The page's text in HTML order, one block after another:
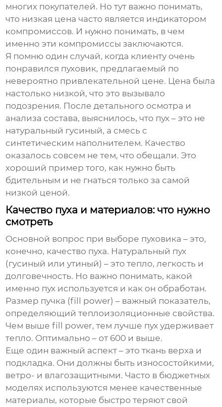
многих покупателей. Но тут важно понимать,
что низкая цена часто является индикатором
компромиссов. И нужно понимать, в чем
именно эти компромиссы заключаются.
Я помню один случай, когда клиенту очень
понравился пуховик, предлагаемый по
невероятно привлекательной цене. Цена была
настолько низкой, что это вызывало
подозрения. После детального осмотра и
анализа состава, выяснилось, что пух – это не
натуральный гусиный, а смесь с
синтетическим наполнителем. Качество
оказалось совсем не тем, что обещали. Это
хороший пример того, как нужно быть
бдительным и не гнаться только за самой
низкой ценой.
Качество пуха и материалов: что нужно
смотреть
Основной вопрос при выборе пуховика – это,
конечно, качество пуха. Натуральный пух
(гусиный или утиный) – это тепло, легкость и
долговечность. Но важно понимать, какой
именно пух используется и как он обработан.
Размер пучка (fill power) – важный показатель,
определяющий теплоизоляционные свойства.
Чем выше fill power, тем лучше пух удерживает
тепло. Оптимально – от 600 и выше.
Еще один важный аспект – это ткань верха и
подкладка. Они должны быть износостойкими,
ветро- и влагозащитными. Часто в бюджетных
моделях используются менее качественные
материалы, которые быстро теряют свой